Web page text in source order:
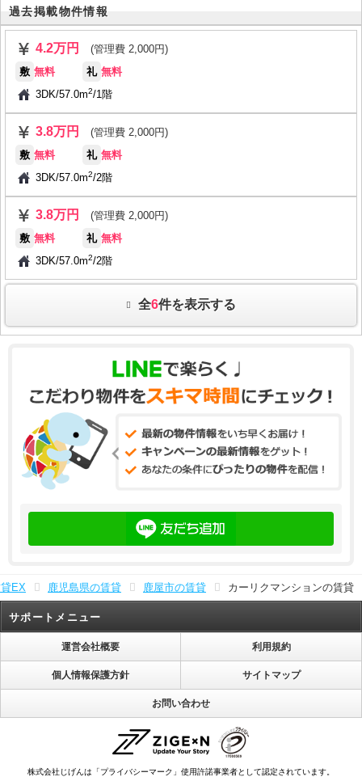
過去掲載物件情報
4.2万円
(管理費 2,000円)
敷 無料 礼 無料
3DK/57.0m2/1階
3.8万円
(管理費 2,000円)
敷 無料 礼 無料
3DK/57.0m2/2階
3.8万円
(管理費 2,000円)
敷 無料 礼 無料
3DK/57.0m2/2階
全6件を表示する
EX 鹿児島県の賃貸 鹿屋市の賃貸 カーリクマンションの賃貸
サポートメニュー
運営会社概要 利用規約
個人情報保護方針 サイトマップ
お問い合わせ
株式会社じげんは「プライバシーマーク」使用許諾事業者として認定されています。